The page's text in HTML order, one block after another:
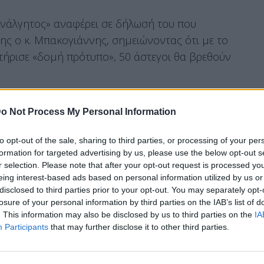
Not Process My Personal Information
opt-out of the sale, sharing to third parties, or processing of your
for targeted advertising by us, please use the below opt-out
selection. Please note that after your opt-out request is processed
interest-based ads based on personal information utilized by us
to third parties prior to your opt-out. You may separately
of your personal information by third parties on the IAB’s list of
This information may also be disclosed by us to third parties on the
Participants that may further disclose it to other third parties.
αναφέρει σε δήλωσή του που
ο κ. Μπακογιάννης, σημειώνοντας ότι με το
«δομή πρότυπο», 50 άστεγοι θα βρεθούν
«Αθήνα Ψηλά»
χωρίς παραμικρή εξήγηση, τον τερματισμό
του Κόσμου, στην οδό Αλικαρνασσού.
το μίσθωμα του ακινήτου ή και να
κρίσιμη κοινωνική δομή που λειτουργεί
Αστέγων, κατεβάζει ρολά, στερώντας από